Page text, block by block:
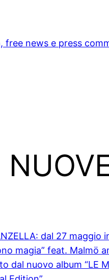
free news e press